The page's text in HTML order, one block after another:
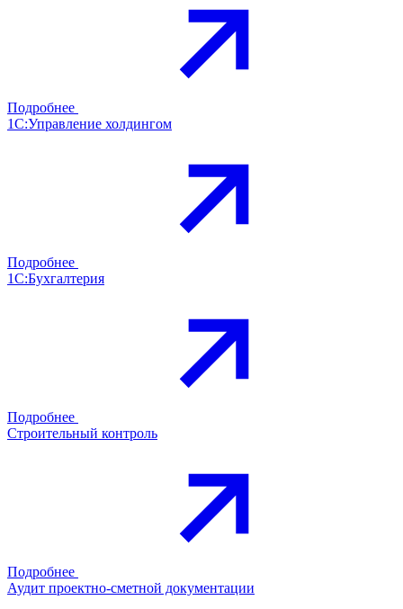
Подробнее
1С:Управление холдингом
Подробнее
1С:Бухгалтерия
Подробнее
Строительный контроль
Подробнее
Аудит проектно-сметной документации